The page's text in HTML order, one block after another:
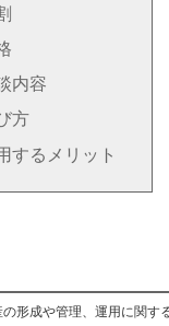
内容
方
するメリット
形成や管理、運用に関す